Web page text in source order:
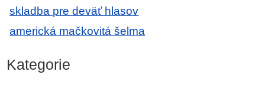
skladba pre deväť hlasov
americká mačkovitá šelma
Kategorie